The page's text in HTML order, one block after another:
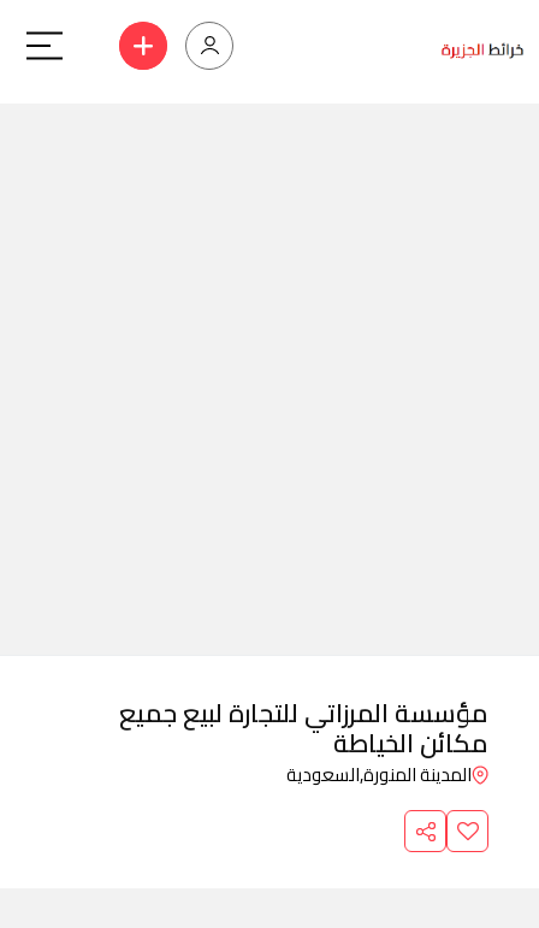
مؤسسة المرزاتي للتجارة لبيع جميع
مكائن الخياطة
المدينة المنورة,السعودية